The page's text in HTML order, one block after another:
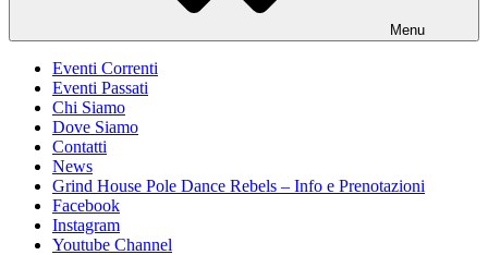
Menu
Eventi Correnti
Eventi Passati
Chi Siamo
Dove Siamo
Contatti
News
Grind House Pole Dance Rebels – Info e Prenotazioni
Facebook
Instagram
Youtube Channel